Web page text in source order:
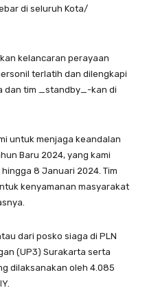
di seluruh Kota/
kelancaran perayaan
terlatih dan dilengkapi
dan tim _standby_-kan di
untuk menjaga keandalan
Baru 2024, yang kami
8 Januari 2024. Tim
kenyamanan masyarakat
dari posko siaga di PLN
(UP3) Surakarta serta
dilaksanakan oleh 4.085